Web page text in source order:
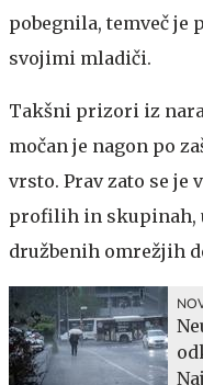
pobegnila, temveč je
svojimi mladiči.
Takšni prizori iz
močan je nagon po
vrsto. Prav zato se
profilih in skupinah,
družbenih omrežjih